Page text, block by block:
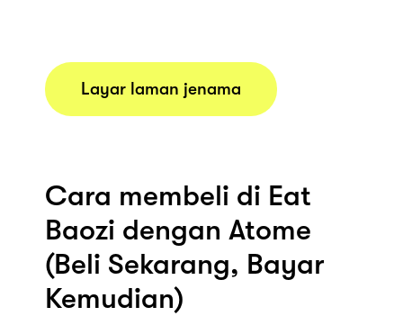
Layar laman jenama
Cara membeli di Eat
Baozi dengan Atome
(Beli Sekarang, Bayar
Kemudian)